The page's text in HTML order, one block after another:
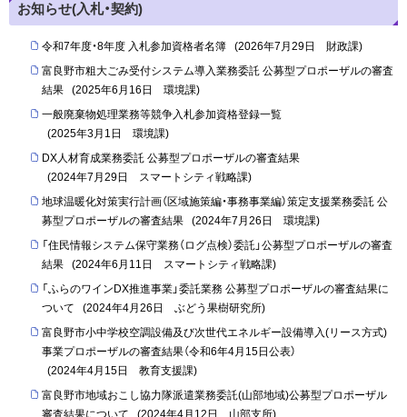
お知らせ(入札・契約)
令和7年度・8年度 入札参加資格者名簿 (2026年7月29日 財政課)
富良野市粗大ごみ受付システム導入業務委託 公募型プロポーザルの審査
結果
(2025年6月16日 環境課)
一般廃棄物処理業務等競争入札参加資格登録一覧
(2025年3月1日 環境課)
DX人材育成業務委託 公募型プロポーザルの審査結果
(2024年7月29日 スマートシティ戦略課)
地球温暖化対策実行計画（区域施策編・事務事業編）策定支援業務委託 公
募型プロポーザルの審査結果
(2024年7月26日 環境課)
「住民情報システム保守業務（ログ点検）委託」公募型プロポーザルの審査
結果
(2024年6月11日 スマートシティ戦略課)
「ふらのワインDX推進事業」委託業務 公募型プロポーザルの審査結果に
ついて
(2024年4月26日 ぶどう果樹研究所)
富良野市小中学校空調設備及び次世代エネルギー設備導入(リース方式)
事業プロポーザルの審査結果（令和6年4月15日公表）
(2024年4月15日 教育支援課)
富良野市地域おこし協力隊派遣業務委託(山部地域)公募型プロポーザル